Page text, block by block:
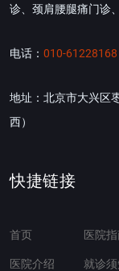
诊、颈肩腰腿痛门诊
电话： 010-61228168
地址：北京市大兴区
西）
快捷链接
首页
医院介绍
医院
就诊